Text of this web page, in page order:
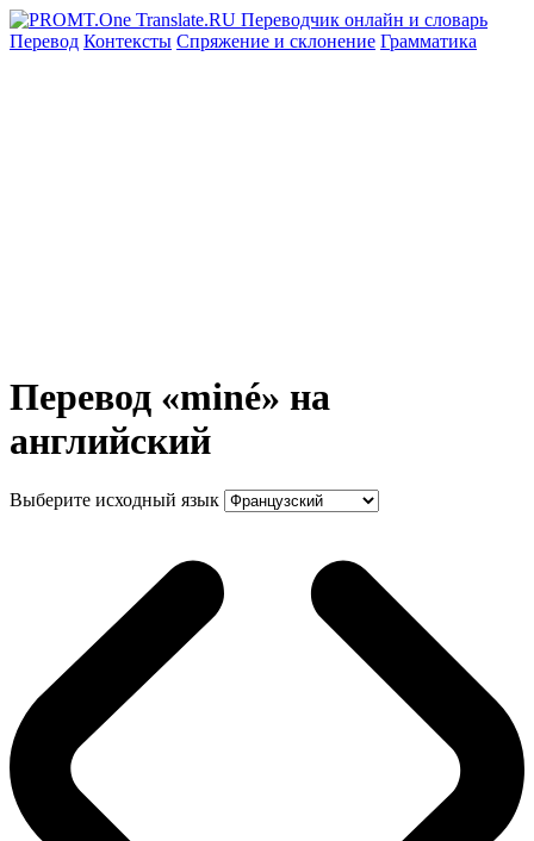
Перевод Контексты Спряжение и склонение Грамматика
Перевод «miné» на
английский
Выберите исходный язык